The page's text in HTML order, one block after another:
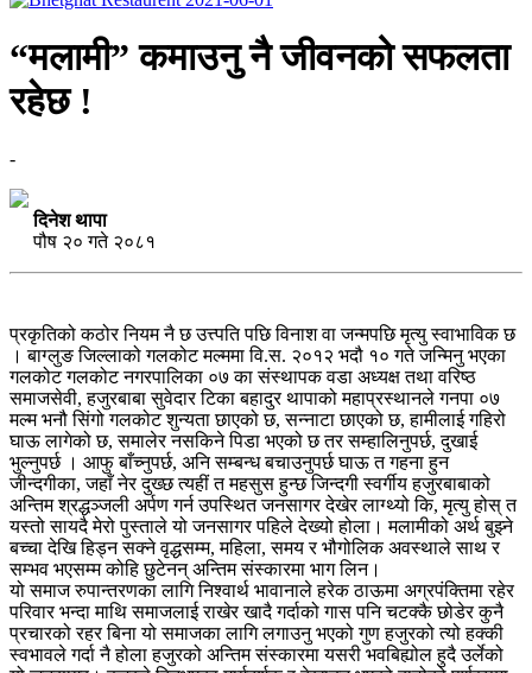
“मलामी” कमाउनु नै जीवनको सफलता
रहेछ !
-
दिनेश थापा
पौष २० गते २०८१
प्रकृतिको कठोर नियम नै छ उत्त्पति पछि विनाश वा जन्मपछि मृत्यु स्वाभाविक छ
। बाग्लुङ जिल्लाको गलकोट मल्ममा वि.स. २०१२ भदौ १० गते जन्मिनु भएका
गलकोट गलकोट नगरपालिका ०७ का संस्थापक वडा अध्यक्ष तथा वरिष्ठ
समाजसेवी, हजुरबाबा सुवेदार टिका बहादुर थापाको महाप्रस्थानले गनपा ०७
मल्म भनौ सिंगो गलकोट शुन्यता छाएको छ, सन्नाटा छाएको छ, हामीलाई गहिरो
घाऊ लागेको छ, समालेर नसकिने पिडा भएको छ तर सम्हालिनुपर्छ, दुखाई
भुल्नुपर्छ । आफु बाँच्नुपर्छ, अनि सम्बन्ध बचाउनुपर्छ घाऊ त गहना हुन
जीन्दगीका, जहाँ नेर दुख्छ त्यहीं त महसुस हुन्छ जिन्दगी स्वर्गीय हजुरबाबाको
अन्तिम श्रद्धञ्जली अर्पण गर्न उपस्थित जनसागर देखेर लाग्थ्यो कि, मृत्यु होस् त
यस्तो सायदै मेरो पुस्ताले यो जनसागर पहिले देख्यो होला। मलामीको अर्थ बुझ्ने
बच्चा देखि हिड्न सक्ने वृद्धसम्म, महिला, समय र भौगोलिक अवस्थाले साथ र
सम्भव भएसम्म कोहि छुटेनन् अन्तिम संस्कारमा भाग लिन।
यो समाज रुपान्तरणका लागि निश्वार्थ भावानाले हरेक ठाऊमा अग्रपंक्तिमा रहेर
परिवार भन्दा माथि समाजलाई राखेर खादै गर्दाको गास पनि चटक्कै छोडेर कुनै
प्रचारको रहर बिना यो समाजका लागि लगाउनु भएको गुण हजुरको त्यो हक्की
स्वभावले गर्दा नै होला हजुरको अन्तिम संस्कारमा यसरी भवबिह्योल हुदै उर्लेको